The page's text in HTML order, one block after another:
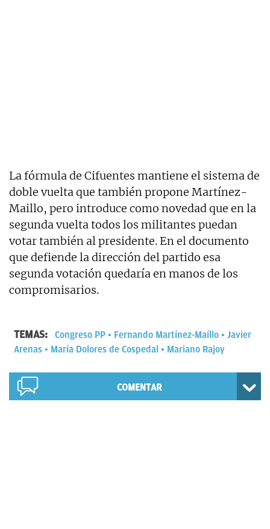
La fórmula de Cifuentes mantiene el sistema de
doble vuelta que también propone Martínez-
Maillo, pero introduce como novedad que en la
segunda vuelta todos los militantes puedan
votar también al presidente. En el documento
que defiende la dirección del partido esa
segunda votación quedaría en manos de los
compromisarios.
TEMAS: Congreso PP Fernando Martínez-Maíllo
Javier
Arenas
María Dolores de Cospedal Mariano Rajoy
COMENTAR